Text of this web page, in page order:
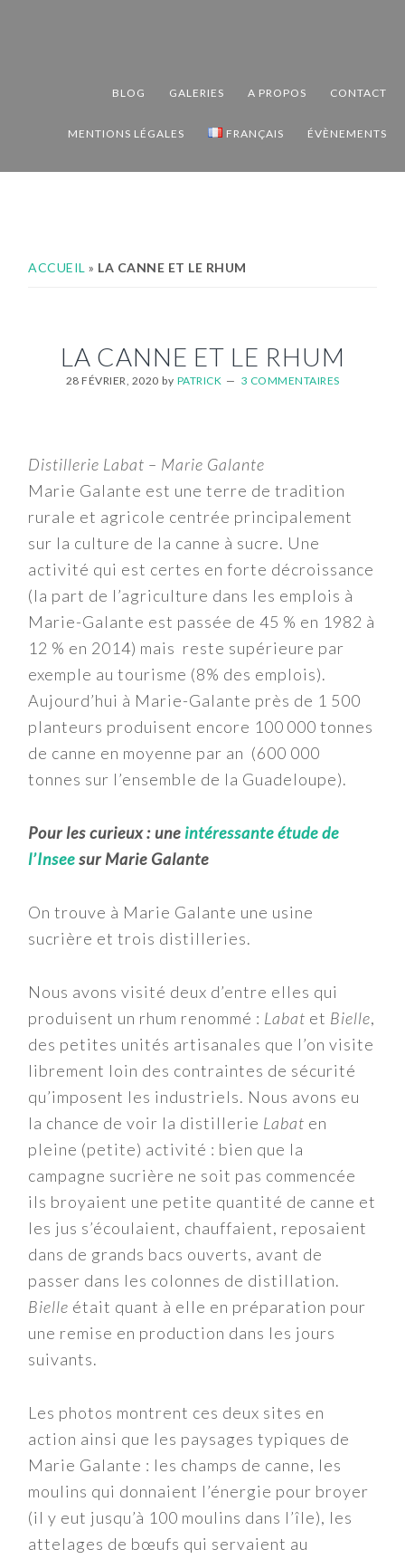
BLOG GALERIES A PROPOS CONTACT
MENTIONS LÉGALES FRANÇAIS ÉVÈNEMENTS
ACCUEIL » LA CANNE ET LE RHUM
LA CANNE ET LE RHUM
28 FÉVRIER, 2020 by PATRICK 3 COMMENTAIRES
Distillerie Labat – Marie Galante
Marie Galante est une terre de tradition
rurale et agricole centrée principalement
sur la culture de la canne à sucre. Une
activité qui est certes en forte décroissance
(la part de l’agriculture dans les emplois à
Marie-Galante est passée de 45 % en 1982 à
12 % en 2014) mais reste supérieure par
exemple au tourisme (8% des emplois).
Aujourd’hui à Marie-Galante près de 1 500
planteurs produisent encore 100 000 tonnes
de canne en moyenne par an (600 000
tonnes sur l’ensemble de la Guadeloupe).
Pour les curieux : une intéressante étude de
l’Inseesur Marie Galante
On trouve à Marie Galante une usine
sucrière et trois distilleries.
Nous avons visité deux d’entre elles qui
produisent un rhum renommé : Labat et Bielle,
des petites unités artisanales que l’on visite
librement loin des contraintes de sécurité
qu’imposent les industriels. Nous avons eu
la chance de voir la distillerie Labat en
pleine (petite) activité : bien que la
campagne sucrière ne soit pas commencée
ils broyaient une petite quantité de canne et
les jus s’écoulaient, chauffaient, reposaient
dans de grands bacs ouverts, avant de
passer dans les colonnes de distillation.
Bielle était quant à elle en préparation pour
une remise en production dans les jours
suivants.
Les photos montrent ces deux sites en
action ainsi que les paysages typiques de
Marie Galante : les champs de canne, les
moulins qui donnaient l’énergie pour broyer
(il y eut jusqu’à 100 moulins dans l’île), les
attelages de bœufs qui servaient au